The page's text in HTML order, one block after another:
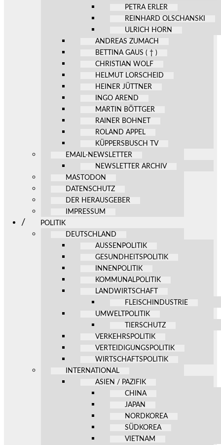
PETRA ERLER
REINHARD OLSCHANSKI
ULRICH HORN
ANDREAS ZUMACH
BETTINA GAUS ( † )
CHRISTIAN WOLF
HELMUT LORSCHEID
HEINER JÜTTNER
INGO AREND
MARTIN BÖTTGER
RAINER BOHNET
ROLAND APPEL
KÜPPERSBUSCH TV
EMAIL-NEWSLETTER
NEWSLETTER ARCHIV
MASTODON
DATENSCHUTZ
DER HERAUSGEBER
IMPRESSUM
POLITIK
DEUTSCHLAND
AUSSENPOLITIK
GESUNDHEITSPOLITIK
INNENPOLITIK
KOMMUNALPOLITIK
LANDWIRTSCHAFT
FLEISCHINDUSTRIE
UMWELTPOLITIK
TIERSCHUTZ
VERKEHRSPOLITIK
VERTEIDIGUNGSPOLITIK
WIRTSCHAFTSPOLITIK
INTERNATIONAL
ASIEN / PAZIFIK
CHINA
JAPAN
NORDKOREA
SÜDKOREA
VIETNAM